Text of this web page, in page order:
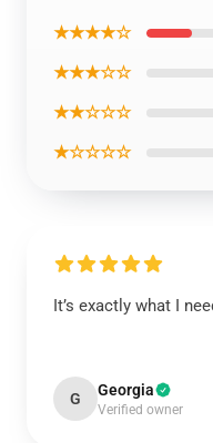
★★★★☆
★★★☆☆
★★☆☆☆
★☆☆☆☆
It’s exactly what I
G Georgia
Verified owner